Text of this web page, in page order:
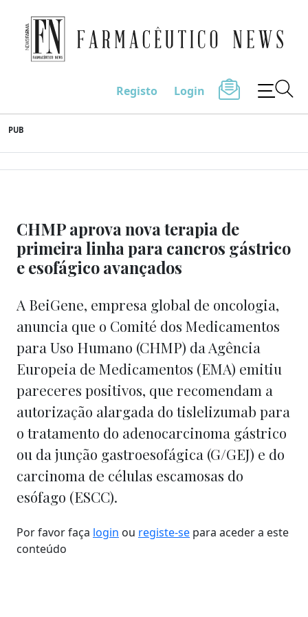
to
content
Farmacêutico News
Registo Login
PUB
CHMP aprova nova terapia de
primeira linha para cancros gástrico
e esofágico avançados
A BeiGene, empresa global de oncologia,
anuncia que o Comité dos Medicamentos
para Uso Humano (CHMP) da Agência
Europeia de Medicamentos (EMA) emitiu
pareceres positivos, que recomendam a
autorização alargada do tislelizumab para
o tratamento do adenocarcinoma gástrico
ou da junção gastroesofágica (G/GEJ) e do
carcinoma de células escamosas do
esófago (ESCC).
Por favor faça login ou registe-se para aceder a este
conteúdo